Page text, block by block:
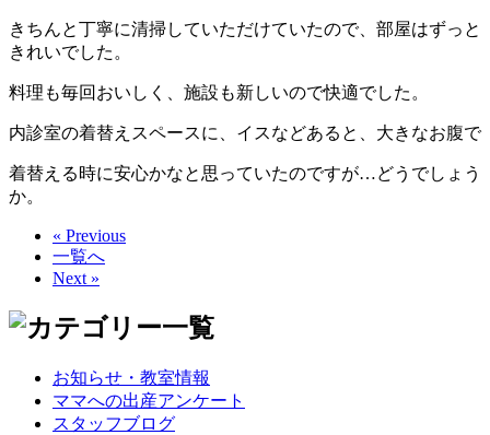
きちんと丁寧に清掃していただけていたので、部屋はずっと
きれいでした。
料理も毎回おいしく、施設も新しいので快適でした。
内診室の着替えスペースに、イスなどあると、大きなお腹で
着替える時に安心かなと思っていたのですが…どうでしょう
か。
« Previous
一覧へ
Next »
お知らせ・教室情報
ママへの出産アンケート
スタッフブログ